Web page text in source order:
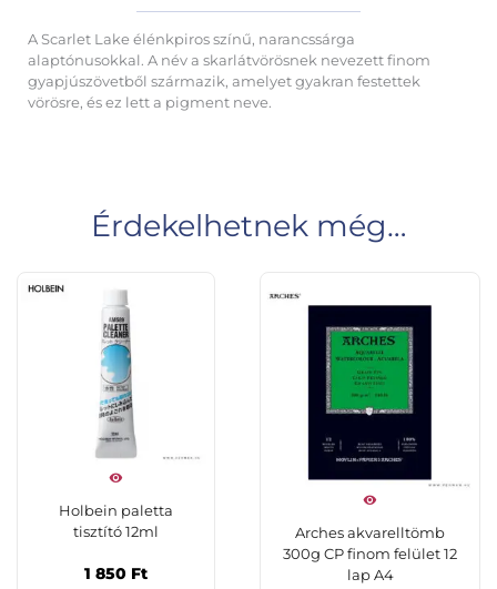
A Scarlet Lake élénkpiros színű, narancssárga
alaptónusokkal. A név a skarlátvörösnek nevezett finom
gyapjúszövetből származik, amelyet gyakran festettek
vörösre, és ez lett a pigment neve.
Érdekelhetnek még…
Holbein paletta
tisztító 12ml
1 850 Ft
Arches akvarelltömb
300g CP finom felület 12
lap A4